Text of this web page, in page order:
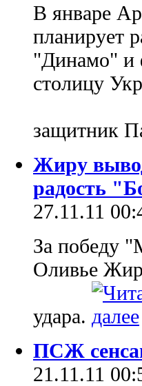
В январе
планирует
"Динамо" и
столицу
защитник
Жиру
радость
27.11.11
За победу
Оливье
удара.
ПСЖ
21.11.11